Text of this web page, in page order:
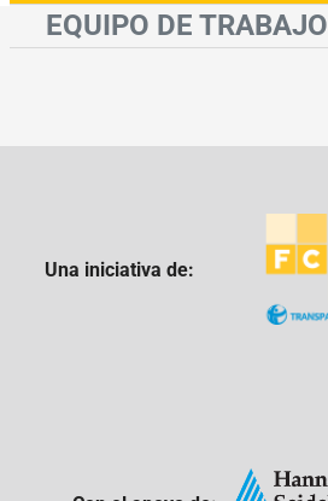
EQUIPO DE TRABAJO
Una iniciativa de: